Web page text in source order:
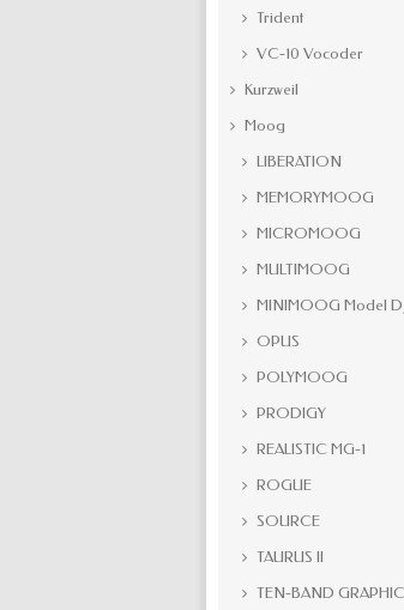
Trident
VC-10 Vocoder
Kurzweil
Moog
LIBERATION
MEMORYMOOG
MICROMOOG
MULTIMOOG
MINIMOOG Model
OPUS
POLYMOOG
PRODIGY
REALISTIC MG-1
ROGUE
SOURCE
TAURUS II
TEN-BAND